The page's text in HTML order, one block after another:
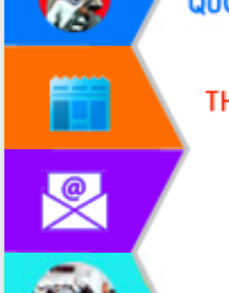
Họp báo thông tin về Hội nghị Công bố
Quy hoạch và Xúc tiến đầu tư tỉnh Đắk
Khơi thông điểm nghẽn, đẩy nhanh
giải ngân vốn khắc phục thiên tai
HĐND tỉnh thông qua điều chỉnh Quy
hoạch tỉnh thời kỳ 2021-2030
Hội thảo góp ý hồ sơ điều chỉnh quy
hoạch tỉnh Đắk Lắk thời kỳ 2021-2030,
tầm nhìn đến năm 2050
Nâng cao hiệu quả hoạt động của các
doanh nghiệp nhà nước